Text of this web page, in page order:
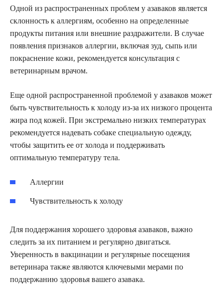
Одной из распространенных проблем у азаваков является
склонность к аллергиям, особенно на определенные
продукты питания или внешние раздражители. В случае
появления признаков аллергии, включая зуд, сыпь или
покраснение кожи, рекомендуется консультация с
ветеринарным врачом.
Еще одной распространенной проблемой у азаваков может
быть чувствительность к холоду из-за их низкого процента
жира под кожей. При экстремально низких температурах
рекомендуется надевать собаке специальную одежду,
чтобы защитить ее от холода и поддерживать
оптимальную температуру тела.
Аллергии
Чувствительность к холоду
Для поддержания хорошего здоровья азаваков, важно
следить за их питанием и регулярно двигаться.
Уверенность в вакцинации и регулярные посещения
ветеринара также являются ключевыми мерами по
поддержанию здоровья вашего азавака.